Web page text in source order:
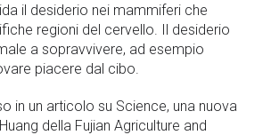
il desiderio nei mammiferi che
regioni del cervello. Il desiderio
a sopravvivere, ad esempio
piacere dal cibo.
in un articolo su Science, una nuova
della Fujian Agriculture and